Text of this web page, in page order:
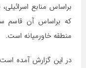
براساس منابع
که براساس آن قاسم
منطقه خاورمیانه است.